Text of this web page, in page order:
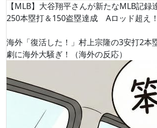
【MLB】大谷翔平さんが新たなMLB記
250本塁打＆150盗塁達成 Aロッド超え！
海外「復活した！」村上宗隆の3安打2本
劇に海外大騒ぎ！（海外の反応）